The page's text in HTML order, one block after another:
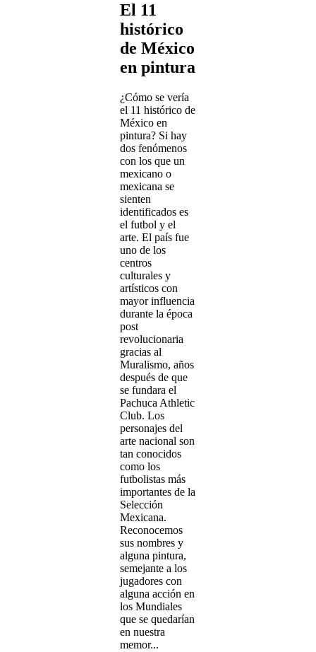
El 11
histórico
de México
en pintura
¿Cómo se vería
el 11 histórico de
México en
pintura? Si hay
dos fenómenos
con los que un
mexicano o
mexicana se
sienten
identificados es
el futbol y el
arte. El país fue
uno de los
centros
culturales y
artísticos con
mayor influencia
durante la época
post
revolucionaria
gracias al
Muralismo, años
después de que
se fundara el
Pachuca Athletic
Club. Los
personajes del
arte nacional son
tan conocidos
como los
futbolistas más
importantes de la
Selección
Mexicana.
Reconocemos
sus nombres y
alguna pintura,
semejante a los
jugadores con
alguna acción en
los Mundiales
que se quedarían
en nuestra
memor...